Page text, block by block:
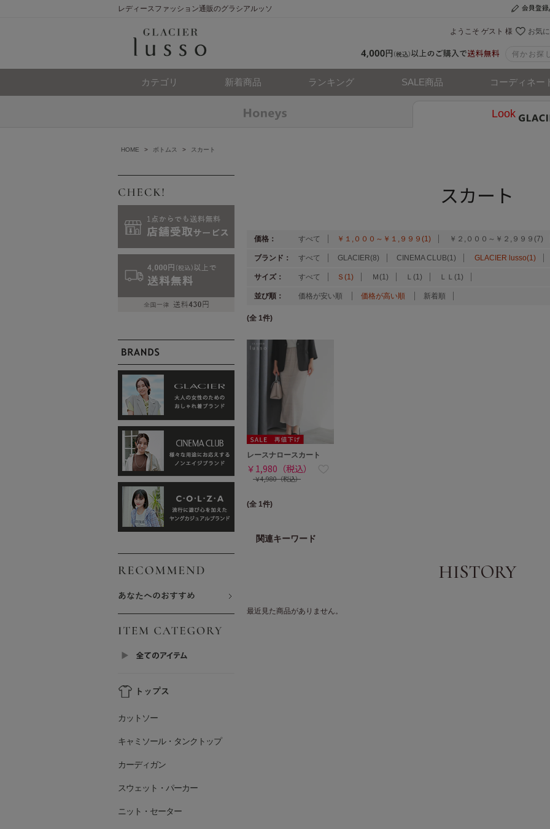
レディースファッション通販のグラシアルッソ
お気
ようこそ ゲスト 様
カテゴリ 新着商品 ランキング SALE商品 コーディネー
Look
HOME > ボトムス > スカート
スカート
価格： すべて ￥１,０００～￥１,９９９(1) ￥２,０００～￥２,９９９(7)
ブランド： すべて GLACIER(8) CINEMA CLUB(1) GLACIER lusso(1)
サイズ： すべて Ｓ(1) Ｍ(1) Ｌ(1) ＬＬ(1)
並び順： 価格が安い順 価格が高い順 新着順
(全 1件)
レースナロースカート
￥1,980（税込）
￥4,980（税込）
(全 1件)
関連キーワード
最近見た商品がありません。
カットソー
キャミソール・タンクトップ
カーディガン
スウェット・パーカー
ニット・セーター